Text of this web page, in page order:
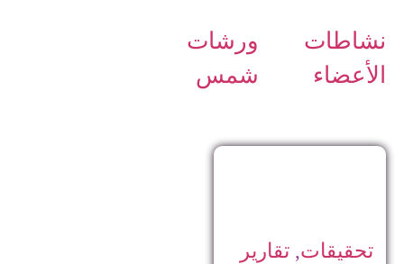
نشاطات
الأعضاء
ورشات
شمس
تحقيقات, تقارير